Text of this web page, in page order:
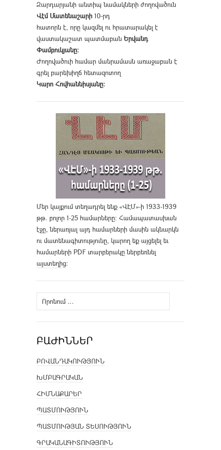
Զարդարյանի անտիպ նամակների ժողովածուն
Վէմ Մատենաշարի 10-րդ
հատորն է, որը կազմել ու հրատարակել է
վաստակաշատ պատմաբան Երվանդ
Փամբուկյանը։
Ժողովածուի համար մանրամասն առաջաբան է
գրել բարեխիղճ հետազոտող
Կարո Հովհաննիսյանը։
Մեր կայքում տեղադրել ենք «ՎԷՄ»-ի 1933-1939
թթ. բոլոր 1-25 համարները։ Համապատասխան
էջը, ներառյալ այդ համարների մասին ակնարկն
ու մատենագիտությունը, կարող եք այցելել եւ
համարների PDF տարբերակը ներբեռնել
այստեղից։
Որոնել՝
ԲԱԺԻՆՆԵՐ
ԲՈՎԱՆԴԱԿՈՒԹՅՈՒՆ
ԽՄԲԱԳՐԱԿԱՆ
ՀԻՄՆԱՔԱՐԵՐ
ՊԱՏՄՈՒԹՅՈՒՆ
ՊԱՏՄՈՒԹՅԱՆ ՏԵՍՈՒԹՅՈՒՆ
ԳՐԱԿԱՆԱԳԻՏՈՒԹՅՈՒՆ